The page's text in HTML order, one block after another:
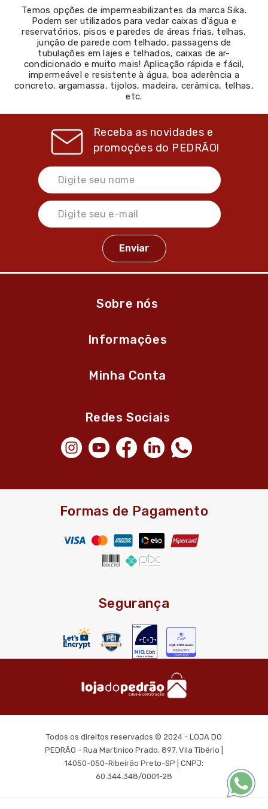
Temos opções de impermeabilizantes da marca Sika.
Podem ser utilizados para vedar caixas d'água e
reservatórios, pisos e paredes de áreas frias, telhas,
junção de parede com telhado, passagens de
tubulações em lajes e telhados, caixas de ar-
condicionado e muito mais! Aplicação rápida e fácil,
impermeável e resistente à água, boa aderência a
concreto, argamassa, tijolos, madeira, cerâmica, telhas,
etc.
Receba as novidades e
promoções do PEDRÃO!
Sobre nós
Informações
Minha Conta
Redes Sociais
Formas de Pagamento
Segurança
Todos os direitos reservados © 2024 - LOJA DO
PEDRÃO - Rua Martinico Prado, 897, Vila Tibério |
14050-050-Ribeirão Preto-SP | CNPJ:
60.344.348/0001-28